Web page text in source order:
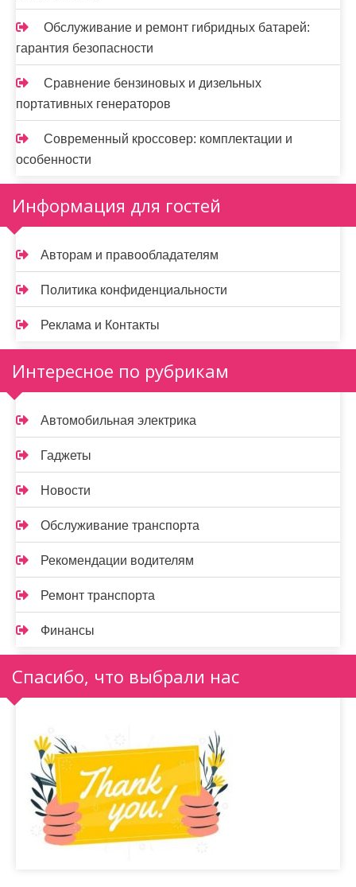
Обслуживание и ремонт гибридных батарей:
гарантия безопасности
Сравнение бензиновых и дизельных
портативных генераторов
Современный кроссовер: комплектации и
особенности
Информация для гостей
Авторам и правообладателям
Политика конфиденциальности
Реклама и Контакты
Интересное по рубрикам
Автомобильная электрика
Гаджеты
Новости
Обслуживание транспорта
Рекомендации водителям
Ремонт транспорта
Финансы
Спасибо, что выбрали нас